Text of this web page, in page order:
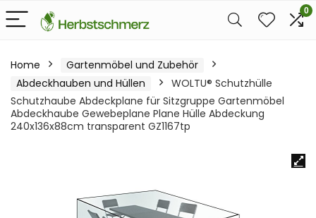
0
Home
Gartenmöbel und Zubehör
Abdeckhauben und Hüllen
WOLTU® Schutzhülle
Schutzhaube Abdeckplane für Sitzgruppe Gartenmöbel
Abdeckhaube Gewebeplane Plane Hülle Abdeckung
240x136x88cm transparent GZ1167tp